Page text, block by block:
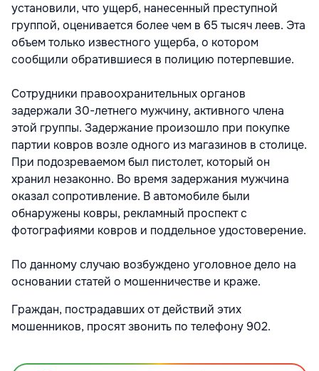
установили, что ущерб, нанесенный преступной
группой, оценивается более чем в 65 тысяч леев. Эта
объем только известного ущерба, о котором
сообщили обратившиеся в полицию потерпевшие.
Сотрудники правоохранительных органов
задержали 30-летнего мужчину, активного члена
этой группы. Задержание произошло при покупке
партии ковров возле одного из магазинов в столице.
При подозреваемом был пистолет, который он
хранил незаконно. Во время задержания мужчина
оказал сопротивление. В автомобиле были
обнаружены ковры, рекламный проспект с
фотографиями ковров и поддельное удостоверение.
По данному случаю возбуждено уголовное дело на
основании статей о мошенничестве и краже.
Граждан, пострадавших от действий этих
мошенников, просят звонить по телефону 902.